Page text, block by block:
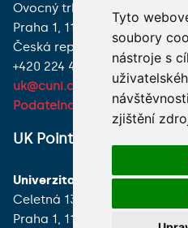
Tyto
soubory
nástroje s
zjištění
Ovocný trh 560/5
Praha 1, 116 36
Česká republika
+420 224 491 111
uk@cuni.cz
Podatelna
UK Point
Univerzita Karlova
Celetná 13
Praha 1, 116 36